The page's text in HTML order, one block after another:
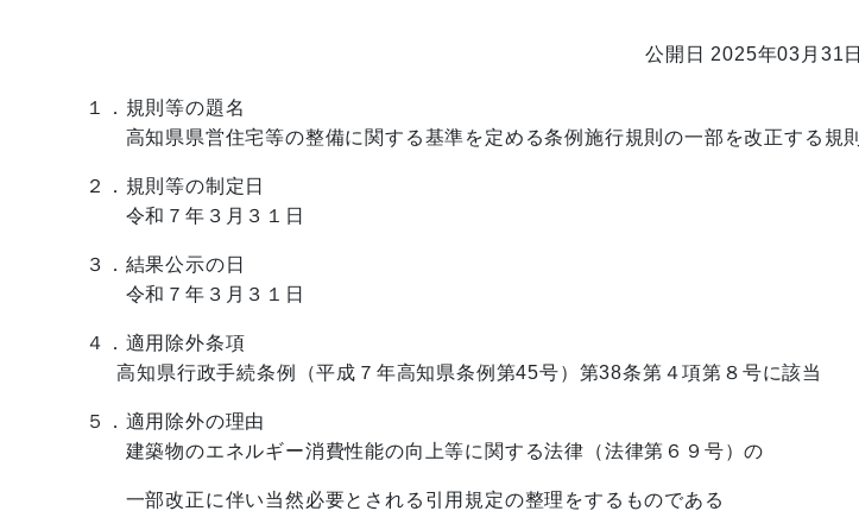
公開日 2025年03月31日
１．規則等の題名
高知県県営住宅等の整備に関する基準を定める条例施行規則の一部を改正する規則
２．規則等の制定日
令和７年３月３１日
３．結果公示の日
令和７年３月３１日
４．適用除外条項
高知県行政手続条例（平成７年高知県条例第45号）第38条第４項第８号に該当
５．適用除外の理由
建築物のエネルギー消費性能の向上等に関する法律（法律第６９号）の
一部改正に伴い当然必要とされる引用規定の整理をするものである